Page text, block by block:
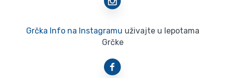
Grčka Info na Instagramu uživajte u lepotama
Grčke